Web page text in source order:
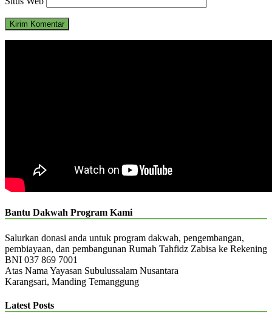
Bantu Dakwah Program Kami
Salurkan donasi anda untuk program dakwah, pengembangan,
pembiayaan, dan pembangunan Rumah Tahfidz Zabisa ke Rekening
BNI 037 869 7001
Atas Nama Yayasan Subulussalam Nusantara
Karangsari, Manding Temanggung
Latest Posts